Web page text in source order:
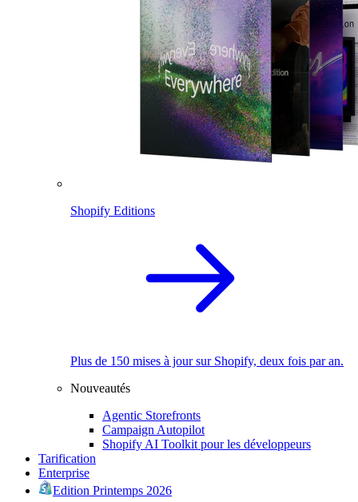
Shopify Editions
Plus de 150 mises à jour sur Shopify, deux fois par an.
Nouveautés
Agentic Storefronts
Campaign Autopilot
Shopify AI Toolkit pour les développeurs
Tarification
Enterprise
Edition Printemps 2026